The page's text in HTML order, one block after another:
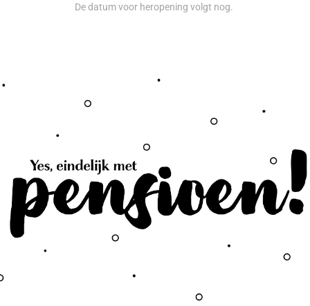
De datum voor heropening volgt nog.